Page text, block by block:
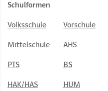
Schulformen
Volksschule Vorschule
Mittelschule AHS
PTS BS
HAK/HAS HUM